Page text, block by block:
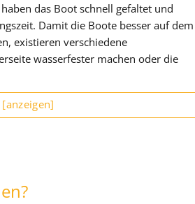
das Boot schnell gefaltet und
Damit die Boote besser auf dem
existieren verschiedene
wasserfester machen oder die
[anzeigen]